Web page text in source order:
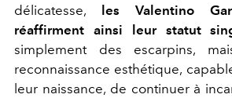
délicatesse,
les Valentino
réaffirment ainsi leur statut
simplement des escarpins,
reconnaissance esthétique,
leur naissance, de continuer à